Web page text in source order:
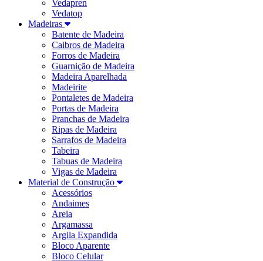
Vedapren
Vedatop
Madeiras
Batente de Madeira
Caibros de Madeira
Forros de Madeira
Guarnição de Madeira
Madeira Aparelhada
Madeirite
Pontaletes de Madeira
Portas de Madeira
Pranchas de Madeira
Ripas de Madeira
Sarrafos de Madeira
Tabeira
Tabuas de Madeira
Vigas de Madeira
Material de Construção
Acessórios
Andaimes
Areia
Argamassa
Argila Expandida
Bloco Aparente
Bloco Celular